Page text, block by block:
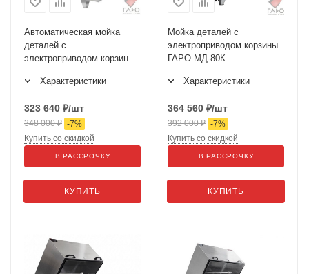
Автоматическая мойка
деталей с
электроприводом корзины
Характеристики
323 640 ₽/шт
348 000₽ -7%
КУПИТЬ
Купить со скидкой
В РАССРОЧКУ
Мойка деталей с
электроприводом корзины
ГАРО МД-80К
Характеристики
364 560 ₽/шт
392 000₽ -7%
КУПИТЬ
Купить со скидкой
В РАССРОЧКУ